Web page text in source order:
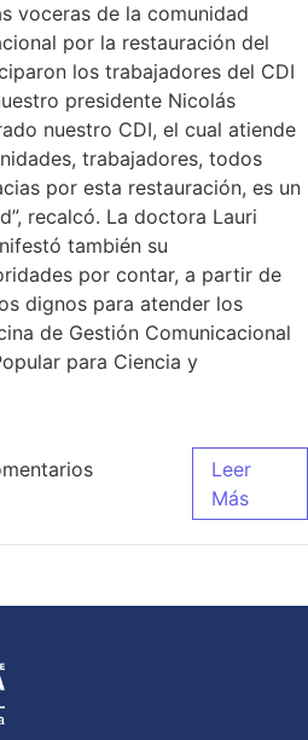
voceras de la comunidad
por la restauración del
los trabajadores del CDI
presidente Nicolás
nuestro CDI, el cual atiende
trabajadores, todos
por esta restauración, es un
recalcó. La doctora Lauri
también su
por contar, a partir de
dignos para atender los
de Gestión Comunicacional
para Ciencia y
Leer
Más